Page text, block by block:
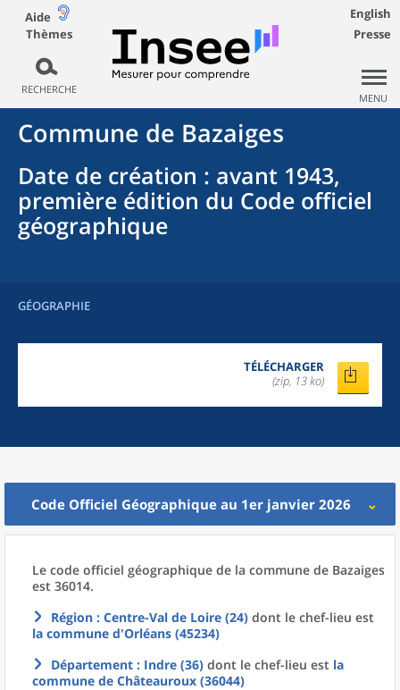
Aide
Thèmes
RECHERCHE
English
Presse
MENU
Commune de Bazaiges
Date de création : avant 1943,
première édition du Code officiel
géographique
GÉOGRAPHIE
TÉLÉCHARGER
(zip, 13 ko)
Code Officiel Géographique au 1er janvier 2026
Le code officiel géographique de la commune de Bazaiges
est 36014.
Région : Centre-Val de Loire (24) dont le chef-lieu est
la commune d'Orléans (45234)
Département : Indre (36) dont le chef-lieu est la
commune de Châteauroux (36044)